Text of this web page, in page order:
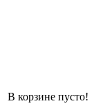
В корзине пусто!